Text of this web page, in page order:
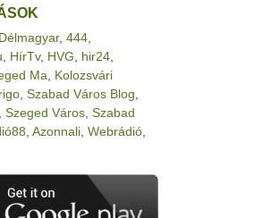
Délmagyar, 444
HírTv, HVG hir24
Ma
Kolozsvári
Szabad Város Blog
Szeged Város Szabad
Azonnali Webrádió